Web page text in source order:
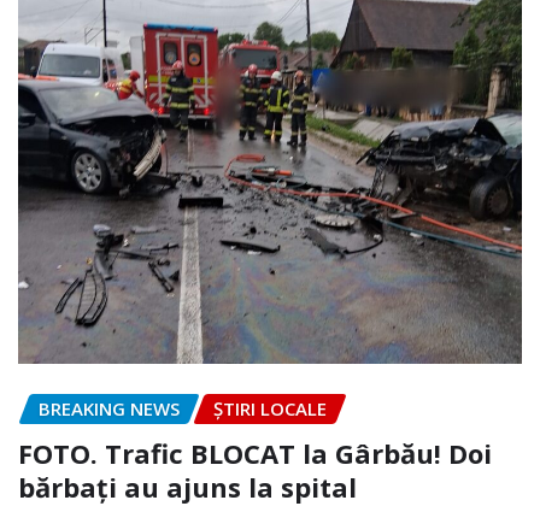
BREAKING NEWS ȘTIRI LOCALE
FOTO. Trafic BLOCAT la Gârbău! Doi
bărbați au ajuns la spital